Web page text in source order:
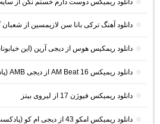
دانلود آهنگ ترکی بانا سن لازیمسین از
دانلود ریمکیس هوس از دیجی آرین (این
دانلود ریمیکس AM Beat 16 از دیجی AMB (پادکست طولانی شنیدنی)
دانلود ریمیکس فیوژن 17 از لیروی بیتز
دانلود ریمیکس امکو 43 از دیجی ام کو (پادکست طولانی عاشقانه)